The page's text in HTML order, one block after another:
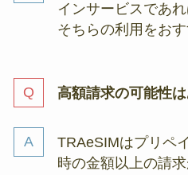
インサービスであ
そちらの利用をおす
高額請求の可能性は
TRAeSIMはプリペ
時の金額以上の請